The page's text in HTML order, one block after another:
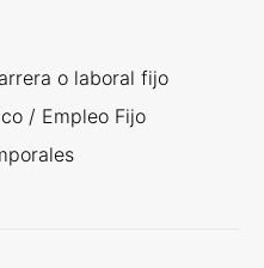
o laboral fijo
/ Empleo Fijo